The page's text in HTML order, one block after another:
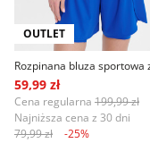
OUTLET
59,99 zł
Cena regularna 199,99 zł
Najniższa cena z 30 dni
79,99 zł
-25%